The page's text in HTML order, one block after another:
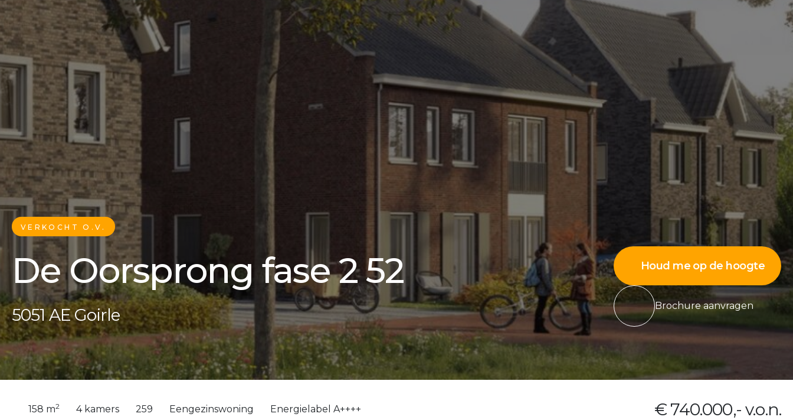
VERKOCHT O.V.
De Oorsprong fase 2 52
5051 AE Goirle
Houd me op de hoogte
Brochure aanvragen
158 m2 4 kamers 259 Eengezinswoning Energielabel A++++ € 740.000,- v.o.n.